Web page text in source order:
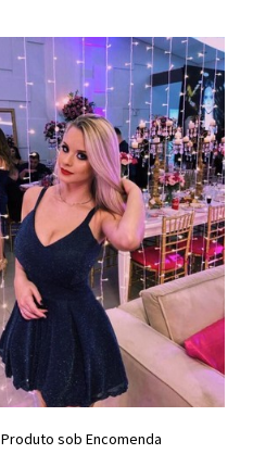
Produto sob Encomenda